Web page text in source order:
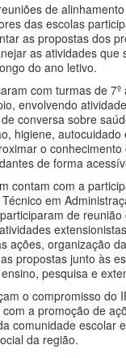
de
das escolas
as propostas dos
as atividades que
do ano letivo.
com turmas de 7º
envolvendo
conversa sobre
higiene, autocuidado
o
de forma
contam com a
em
de
ações, organização
propostas junto às
pesquisa e
o compromisso do
a promoção de
comunidade escolar
da região.